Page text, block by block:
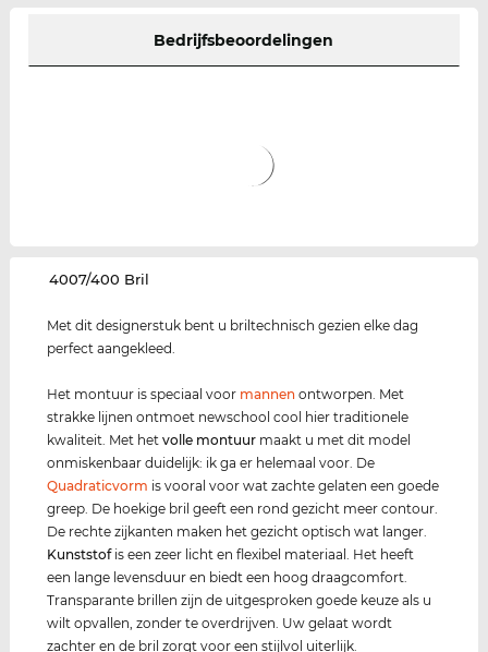
Bedrijfsbeoordelingen
‌4007/400 Bril
Met dit designerstuk bent u briltechnisch gezien elke dag
perfect aangekleed.
Het montuur is speciaal voor mannen ontworpen. Met
strakke lijnen ontmoet newschool cool hier traditionele
kwaliteit. Met hetvolle montuur maakt u met dit model
onmiskenbaar duidelijk: ik ga er helemaal voor. De
Quadraticvorm is vooral voor wat zachte gelaten een goede
greep. De hoekige bril geeft een rond gezicht meer contour.
De rechte zijkanten maken het gezicht optisch wat langer.
Kunststofis een zeer licht en flexibel materiaal. Het heeft
een lange levensduur en biedt een hoog draagcomfort.
Transparante brillen zijn de uitgesproken goede keuze als u
wilt opvallen, zonder te overdrijven. Uw gelaat wordt
zachter en de bril zorgt voor een stijlvol uiterlijk.